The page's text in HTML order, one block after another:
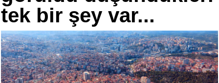
tek bir şey var...